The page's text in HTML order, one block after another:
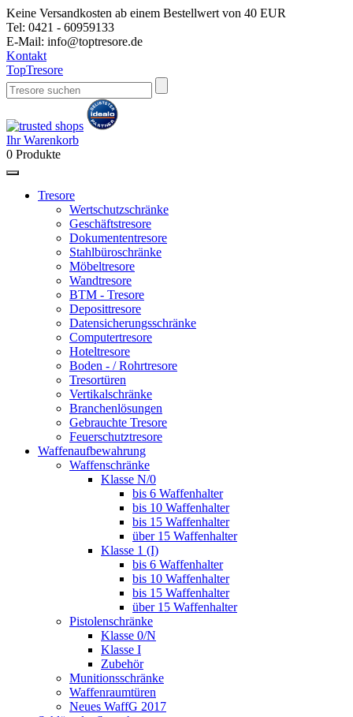
Keine Versandkosten ab einem Bestellwert von 40 EUR
Tel: 0421 - 60959133
E-Mail: info@toptresore.de
Kontakt
TopTresore
Ihr Warenkorb
0 Produkte
Tresore
Wertschutzschränke
Geschäftstresore
Dokumententresore
Stahlbüroschränke
Möbeltresore
Wandtresore
BTM - Tresore
Deposittresore
Datensicherungsschränke
Computertresore
Hoteltresore
Boden - / Rohrtresore
Tresortüren
Vertikalschränke
Branchenlösungen
Gebrauchte Tresore
Feuerschutztresore
Waffenaufbewahrung
Waffenschränke
Klasse N/0
bis 6 Waffenhalter
bis 10 Waffenhalter
bis 15 Waffenhalter
über 15 Waffenhalter
Klasse 1 (I)
bis 6 Waffenhalter
bis 10 Waffenhalter
bis 15 Waffenhalter
über 15 Waffenhalter
Pistolenschränke
Klasse 0/N
Klasse I
Zubehör
Munitionsschränke
Waffenraumtüren
Neues WaffG 2017